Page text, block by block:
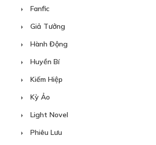
Fanfic
Giả Tưởng
Hành Động
Huyền Bí
Kiếm Hiệp
Kỳ Ảo
Light Novel
Phiêu Lưu